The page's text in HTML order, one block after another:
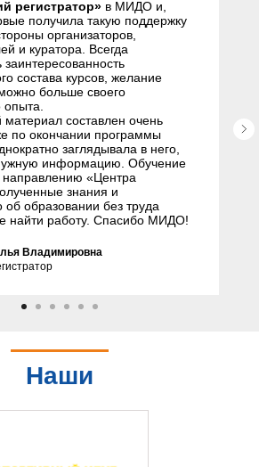
регистратор» в МИДО и,
получила такую поддержку
организаторов,
и куратора. Всегда
заинтересованность
состава курсов, желание
больше своего
опыта.
материал составлен очень
по окончании программы
заглядывала в него,
информацию. Обучение
направлению «Центра
знания и
об образовании без труда
найти работу. Спасибо МИДО!
Владимировна
Наши